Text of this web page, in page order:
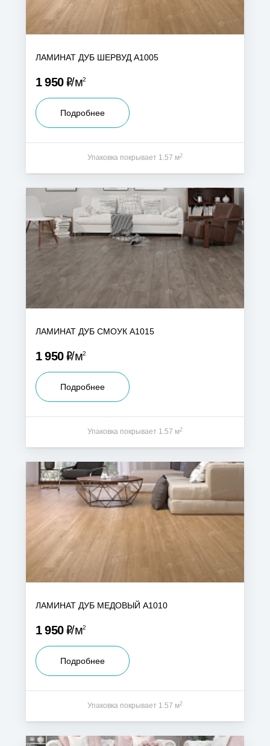
ЛАМИНАТ ДУБ ШЕРВУД А1005
1 950Р м2
Подробнее
Упаковка покрывает 1.57 м2
ЛАМИНАТ ДУБ СМОУК А1015
1 950Р м2
Подробнее
Упаковка покрывает 1.57 м2
ЛАМИНАТ ДУБ МЕДОВЫЙ А1010
1 950Р м2
Подробнее
Упаковка покрывает 1.57 м2